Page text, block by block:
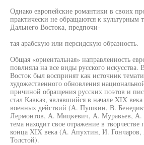
Однако европейские романтики в своих
практически не обращаются к культурным
Дальнего Востока, предпочи-
тая арабскую или персидскую образность.
Общая «ориентальная» направленность
повлияла на все виды русского искусства.
Восток был воспринят как источник
художественного обновления
причиной обращения русских поэтов и
стал Кавказ, являвшийся в начале XIX
военных действий (А. Пушкин, В.
Лермонтов, А. Мицкевич, А. Муравьев,
тема находит свое отражение в творчестве
конца XIX века (А. Апухтин, И.
Толстой).